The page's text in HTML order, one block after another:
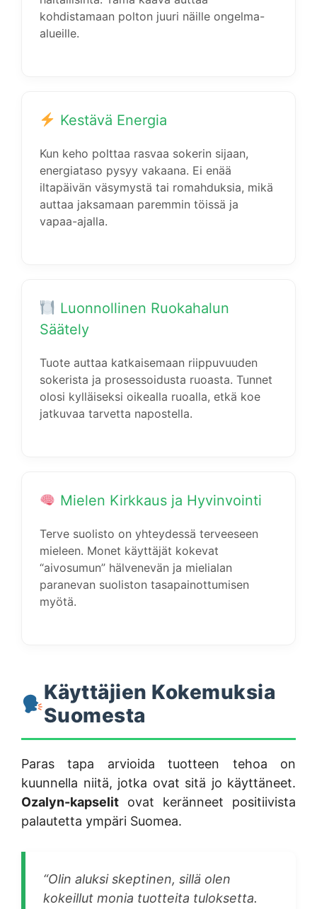
kohdistamaan polton juuri näille ongelma-
alueille.
Kestävä Energia
Kun keho polttaa rasvaa sokerin sijaan,
energiataso pysyy vakaana. Ei enää
iltapäivän väsymystä tai romahduksia, mikä
auttaa jaksamaan paremmin töissä ja
vapaa-ajalla.
Luonnollinen Ruokahalun
Säätely
Tuote auttaa katkaisemaan riippuvuuden
sokerista ja prosessoidusta ruoasta. Tunnet
olosi kylläiseksi oikealla ruoalla, etkä koe
jatkuvaa tarvetta napostella.
Mielen Kirkkaus ja Hyvinvointi
Terve suolisto on yhteydessä terveeseen
mieleen. Monet käyttäjät kokevat
“aivosumun” hälvenevän ja mielialan
paranevan suoliston tasapainottumisen
myötä.
Käyttäjien Kokemuksia
Suomesta
Paras tapa arvioida tuotteen tehoa on
kuunnella niitä, jotka ovat sitä jo käyttäneet.
Ozalyn-kapselit ovat keränneet positiivista
palautetta ympäri Suomea.
“Olin aluksi skeptinen, sillä olen
kokeillut monia tuotteita tuloksetta.